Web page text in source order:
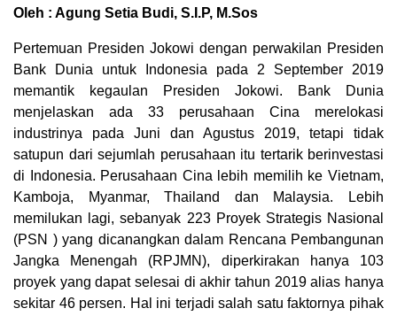
Oleh : Agung Setia Budi, S.I.P, M.Sos
Pertemuan Presiden Jokowi dengan perwakilan Presiden
Bank Dunia untuk Indonesia pada 2 September 2019
memantik kegaulan Presiden Jokowi. Bank Dunia
menjelaskan ada 33 perusahaan Cina merelokasi
industrinya pada Juni dan Agustus 2019, tetapi tidak
satupun dari sejumlah perusahaan itu tertarik berinvestasi
di Indonesia. Perusahaan Cina lebih memilih ke Vietnam,
Kamboja, Myanmar, Thailand dan Malaysia. Lebih
memilukan lagi, sebanyak 223 Proyek Strategis Nasional
(PSN ) yang dicanangkan dalam Rencana Pembangunan
Jangka Menengah (RPJMN), diperkirakan hanya 103
proyek yang dapat selesai di akhir tahun 2019 alias hanya
sekitar 46 persen. Hal ini terjadi salah satu faktornya pihak